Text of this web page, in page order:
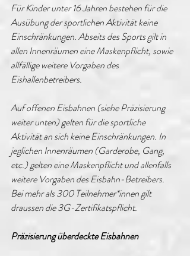
Für Kinder unter 16 Jahren bestehen für die
Ausübung der sportlichen Aktivität keine
Einschränkungen. Abseits des Sports gilt in
allen Innenräumen eine Maskenpflicht, sowie
allfällige weitere Vorgaben des
Eishallenbetreibers.
Auf offenen Eisbahnen (siehe Präzisierung
weiter unten) gelten für die sportliche
Aktivität an sich keine Einschränkungen. In
jeglichen Innenräumen (Garderobe, Gang,
etc.) gelten eine Maskenpflicht und allenfalls
weitere Vorgaben des Eisbahn-Betreibers.
Bei mehr als 300 Teilnehmer*innen gilt
draussen die 3G-Zertifikatspflicht.
Präzisierung überdeckte Eisbahnen